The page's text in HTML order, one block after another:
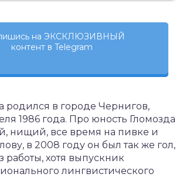
на ЭКСКЛЮЗИВНЫЙ
контент в Telegram
родился в городе Чернигов,
1986 года. Про юность Гломозда
нищий, все время на пивке и
в 2008 году он был так же гол,
работы, хотя выпускник
лингвистического